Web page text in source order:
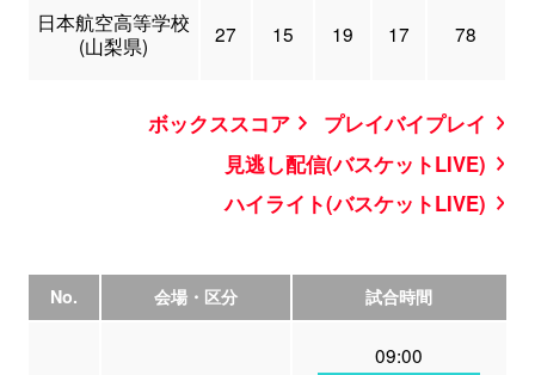
日本航空高等学校
(山梨県)
27 15 19 17 78
ボックススコア
プレイバイプレイ
見逃し配信(バスケットLIVE)
ハイライト(バスケットLIVE)
No. 会場・区分 試合時間
09:00